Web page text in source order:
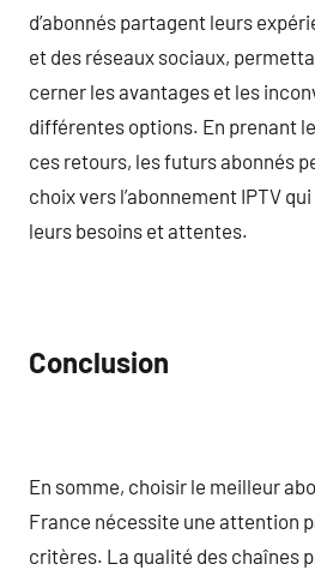
d’abonnés partagent leurs
et des réseaux sociaux,
cerner les avantages et les
différentes options. En prenant
ces retours, les futurs abonnés
choix vers l’abonnement IPTV
leurs besoins et attentes.
Conclusion
En somme, choisir le meilleur
France nécessite une attention
critères. La qualité des chaînes